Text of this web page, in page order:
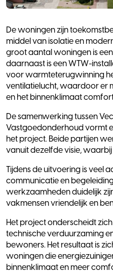
De woningen zijn
middel van isolatie en
groot aantal woningen is
daarnaast is een WTW-
voor warmteterugwinning
ventilatielucht, waardoor er
en het binnenklimaat
De samenwerking tussen
Vastgoedonderhoud vormt
het project. Beide partijen
vanuit dezelfde visie,
Tijdens de uitvoering is veel
communicatie en
werkzaamheden duidelijk
vakmensen vriendelijk en
Het project onderscheidt
technische verduurzaming
bewoners. Het resultaat is
woningen die
binnenklimaat en meer